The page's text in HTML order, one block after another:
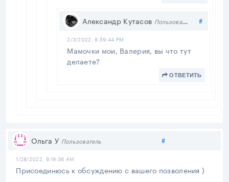
Александр Кутасов Пользователь #
2/3/2022, 8:59:44 PM
Мамочки мои, Валерия, вы что тут
делаете?
ОТВЕТИТЬ
Ольга У Пользователь #Поделиться
1/28/2022, 9:19:36 AM
Присоединюсь к обсуждению с вашего позволения )